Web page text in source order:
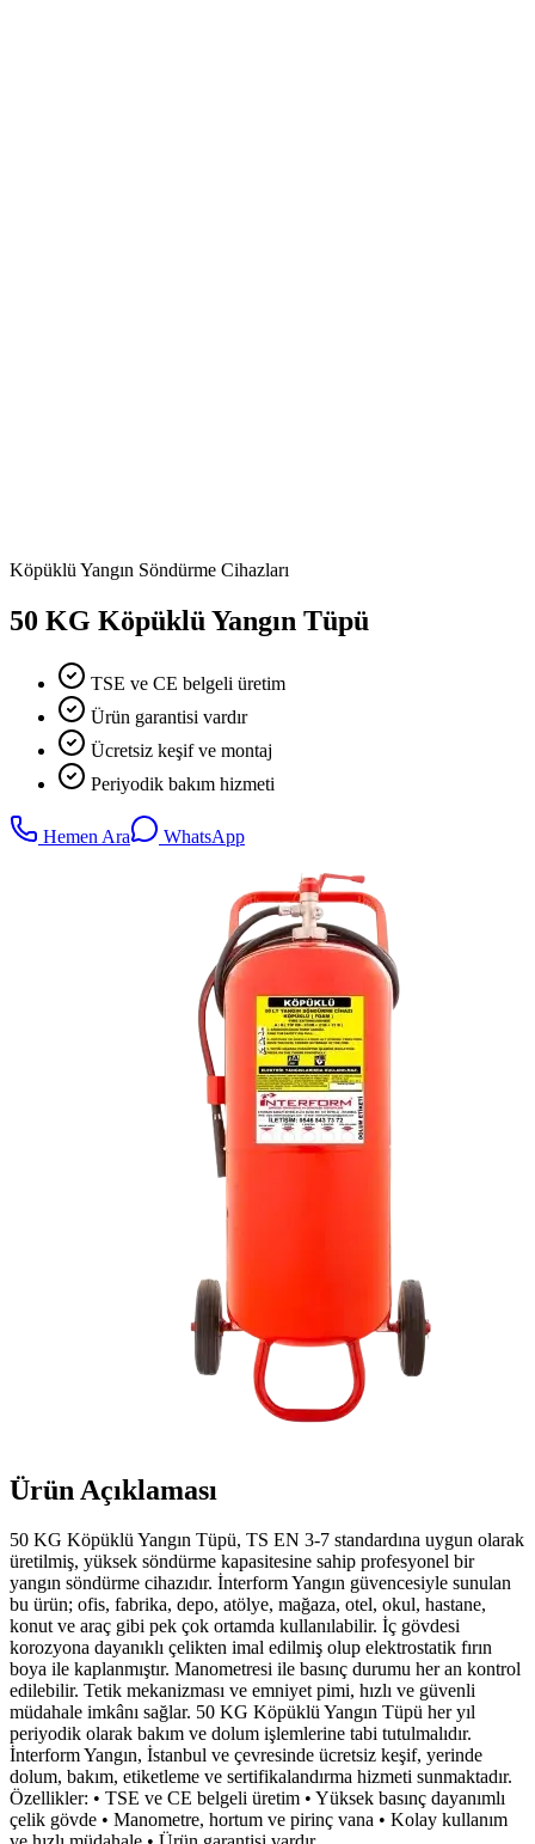
Köpüklü Yangın Söndürme Cihazları
50 KG Köpüklü Yangın Tüpü
TSE ve CE belgeli üretim
Ürün garantisi vardır
Ücretsiz keşif ve montaj
Periyodik bakım hizmeti
Hemen Ara WhatsApp
Ürün Açıklaması
50 KG Köpüklü Yangın Tüpü, TS EN 3-7 standardına uygun olarak
üretilmiş, yüksek söndürme kapasitesine sahip profesyonel bir
yangın söndürme cihazıdır. İnterform Yangın güvencesiyle sunulan
bu ürün; ofis, fabrika, depo, atölye, mağaza, otel, okul, hastane,
konut ve araç gibi pek çok ortamda kullanılabilir. İç gövdesi
korozyona dayanıklı çelikten imal edilmiş olup elektrostatik fırın
boya ile kaplanmıştır. Manometresi ile basınç durumu her an kontrol
edilebilir. Tetik mekanizması ve emniyet pimi, hızlı ve güvenli
müdahale imkânı sağlar. 50 KG Köpüklü Yangın Tüpü her yıl
periyodik olarak bakım ve dolum işlemlerine tabi tutulmalıdır.
İnterform Yangın, İstanbul ve çevresinde ücretsiz keşif, yerinde
dolum, bakım, etiketleme ve sertifikalandırma hizmeti sunmaktadır.
Özellikler: • TSE ve CE belgeli üretim • Yüksek basınç dayanımlı
çelik gövde • Manometre, hortum ve pirinç vana • Kolay kullanım